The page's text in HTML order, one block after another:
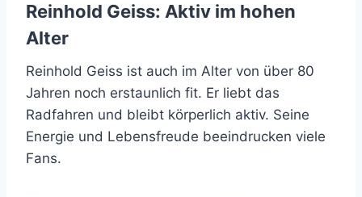
Reinhold Geiss: Aktiv im hohen
Alter
Reinhold Geiss ist auch im Alter von über 80
Jahren noch erstaunlich fit. Er liebt das
Radfahren und bleibt körperlich aktiv. Seine
Energie und Lebensfreude beeindrucken viele
Fans.